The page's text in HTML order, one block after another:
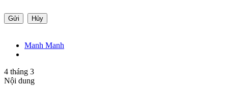
Gửi Hủy
Manh Manh
4 tháng 3
Nội dung